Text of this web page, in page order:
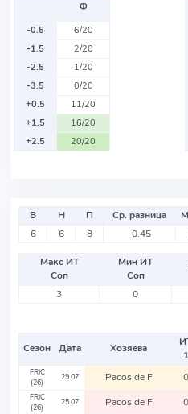
Ф
-0.5
6/20
-1.5
2/20
-2.5
1/20
-3.5
0/20
+0.5
11/20
+1.5
16/20
+2.5
20/20
В Н П Ср. разница
6
6 8 -0.45
Макс ИТ
Соп
Мин ИТ
Соп
3
0
Сезон Дата Хозяева
1
FRIC
(26)
29.07 Pacos de F 0
FRIC
(26)
25.07 Pacos de F 0